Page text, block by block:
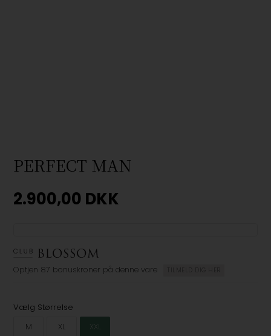
PERFECT MAN
2.900,00 DKK
Optjen 87 bonuskroner på denne vare TILMELD DIG HER
Vælg Størrelse
M
XL XXL